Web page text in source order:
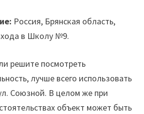
Россия, Брянская область,
в Школу №9.
решите посмотреть
лучше всего использовать
Союзной. В целом же при
объект может быть